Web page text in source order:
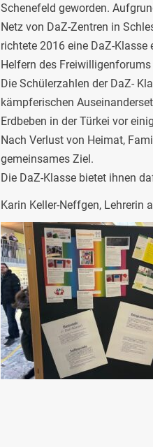
Schenefeld geworden.
Netz von DaZ-Zentren in
richtete 2016 eine DaZ-
Helfern des
Die Schülerzahlen der DaZ-
kämpferischen
Erdbeben in der Türkei vor
Nach Verlust von Heimat,
gemeinsames Ziel.
Die DaZ-Klasse bietet ihnen
Karin Keller-Neffgen, Lehrerin